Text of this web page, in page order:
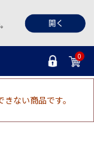
0
ない商品です。